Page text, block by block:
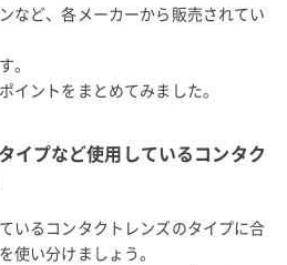
など、各メーカーから販売されてい
。
イントをまとめてみました。
イプなど使用しているコンタク
いるコンタクトレンズのタイプに合
使い分けましょう。